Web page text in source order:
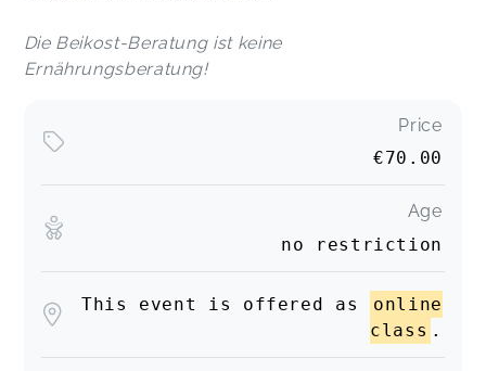
Die Beikost-Beratung ist keine
Ernährungsberatung!
Price
€70.00
Age
no restriction
This event is offered as
online
class .